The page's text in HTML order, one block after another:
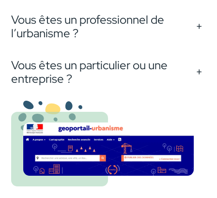
Vous êtes un professionnel de
l’urbanisme ?
+
Vous êtes un particulier ou une
entreprise ?
+